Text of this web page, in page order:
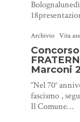
Archivio Vita
Marconi
“Nel 70°
fascismo ,
Il Comune…